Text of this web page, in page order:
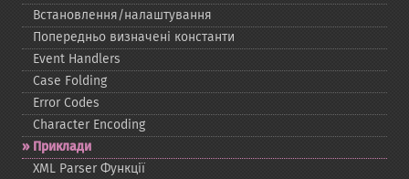
Встановлення/налаштування
Попередньо визначені константи
Event Handlers
Case Folding
Error Codes
Character Encoding
Приклади
XML Parser Функції